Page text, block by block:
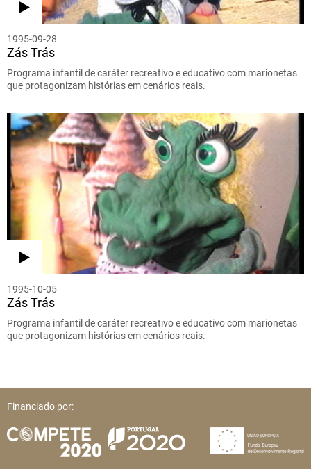
1995-09-28
Zás Trás
Programa infantil de caráter recreativo e educativo com marionetas
que protagonizam histórias em cenários reais.
1995-10-05
Zás Trás
Programa infantil de caráter recreativo e educativo com marionetas
que protagonizam histórias em cenários reais.
Financiado por: